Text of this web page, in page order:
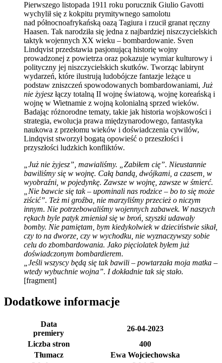
Pierwszego listopada 1911 roku porucznik Giulio Gavotti
wychylił się z kokpitu prymitywnego samolotu
nad północnoafrykańską oazą Tagiura i rzucił granat ręczny
Haasen. Tak narodziła się jedna z najbardziej niszczycielskich
taktyk wojennych XX wieku – bombardowanie. Sven
Lindqvist przedstawia pasjonującą historię wojny
prowadzonej z powietrza oraz pokazuje wymiar kulturowy i
polityczny jej niszczycielskich skutków. Tworząc labirynt
wydarzeń, które ilustrują ludobójcze fantazje leżące u
podstaw zniszczeń spowodowanych bombardowaniami, Już
nie żyjesz łączy totalną II wojnę światową, wojnę koreańską i
wojnę w Wietnamie z wojną kolonialną sprzed wieków.
Badając różnorodne tematy, takie jak historia wojskowości i
strategia, ewolucja prawa międzynarodowego, fantastyka
naukowa z przełomu wieków i doświadczenia cywilów,
Lindqvist stworzył bogatą opowieść o przeszłości i
przyszłości ludzkich konfliktów.
„Już nie żyjesz”, mawialiśmy. „Zabiłem cię”. Nieustannie
bawiliśmy się w wojnę. Całą bandą, dwójkami, a czasem, w
wyobraźni, w pojedynkę. Zawsze w wojnę, zawsze w śmierć.
„Nie bawcie się tak – upominali nas rodzice – bo to się może
ziścić”. Też mi groźba, nie marzyliśmy przecież o niczym
innym. Nie potrzebowaliśmy wojennych zabawek. W naszych
rękach byle patyk zmieniał się w broń, szyszki udawały
bomby. Nie pamiętam, bym kiedykolwiek w dzieciństwie sikał,
czy to na dworze, czy w wychodku, nie wyznaczywszy sobie
celu do zbombardowania. Jako pięciolatek byłem już
doświadczonym bombardierem.
„Jeśli wszyscy będą się tak bawili – powtarzała moja matka –
wtedy wybuchnie wojna”. I dokładnie tak się stało.
[fragment]
Dodatkowe informacje
Data
premiery
26-04-2023
Liczba stron
400
Tłumacz
Ewa Wojciechowska